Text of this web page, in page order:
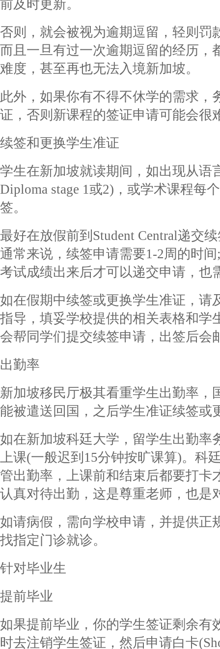
前及时更新。
否则，就会被视为逾期逗留，轻则罚
而且一旦有过一次逾期逗留的经历，
难度，甚至再也无法入境新加坡。
此外，如果你有不得不休学的需求，
证，否则新课程的签证申请可能会很
续签和更换学生准证
学生在新加坡就读期间，如出现从语
Diploma stage 1或2)，或学术课程每
签。
最好在放假前到Student Central递交
通常来说，续签申请需要1-2周的时
考试成绩出来后才可以递交申请，也
如在假期中续签或更换学生准证，请
指导，填妥学校提供的相关表格和学
会帮同学们提交续签申请，出签后会
出勤率
新加坡移民厅极其看重学生出勤率，
能被遣送回国，之后学生准证续签或
如在新加坡科廷大学，留学生出勤率
上课(一般迟到15分钟按旷课算)。科
管出勤率，上课前和结束后都要打卡
认真对待出勤，这是尊重老师，也是
如请病假，需向学校申请，并提供正
找指定门诊就诊。
针对毕业生
提前毕业
如果提前毕业，你的学生签证剩余有
时去注销学生签证，然后申请白卡